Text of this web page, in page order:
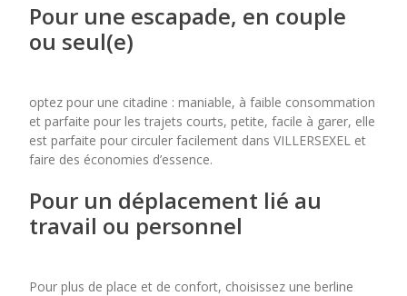
Pour une escapade, en couple
ou seul(e)
optez pour une citadine : maniable, à faible consommation
et parfaite pour les trajets courts, petite, facile à garer, elle
est parfaite pour circuler facilement dans VILLERSEXEL et
faire des économies d’essence.
Pour un déplacement lié au
travail ou personnel
Pour plus de place et de confort, choisissez une berline